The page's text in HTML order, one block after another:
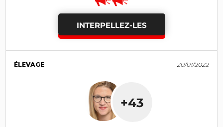
INTERPELLEZ-LES
ÉLEVAGE 20/01/2022
+43